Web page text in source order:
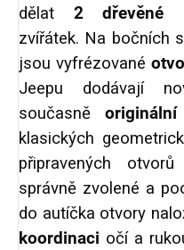
dělat 2 dřevěné
zvířátek. Na bočních
jsou vyfrézované
Jeepu dodávají
současně
klasických
připravených
správně zvolené a
do autíčka otvory
koordinaci očí a